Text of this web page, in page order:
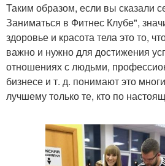
Таким образом, если вы сказали
Заниматься в Фитнес Клубе",
здоровье и красота тела это то,
важно и нужно для достижения
отношениях с людьми,
бизнесе и т. д. понимают это
лучшему только те, кто по